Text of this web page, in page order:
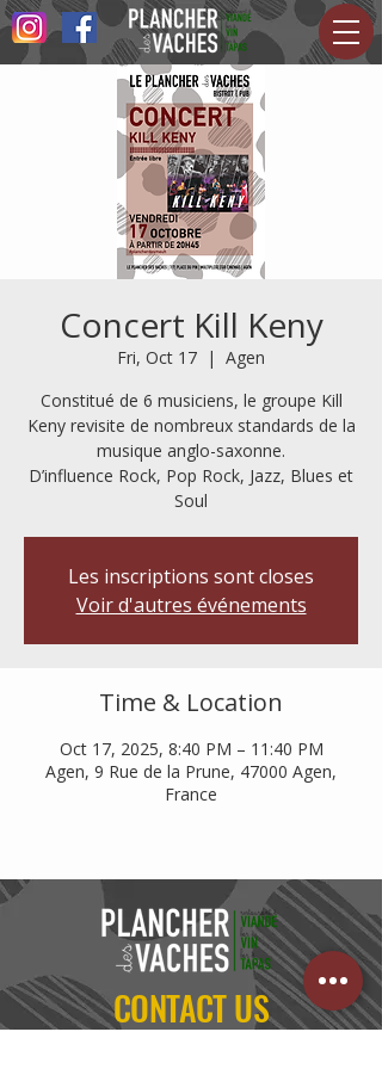
Concert Kill Keny
Fri, Oct 17
  |
Agen
Constitué de 6 musiciens, le groupe Kill
Keny revisite de nombreux standards de la
musique anglo-saxonne.
D’influence Rock, Pop Rock, Jazz, Blues et
Soul
Les inscriptions sont closes
Voir d'autres événements
Time & Location
Oct 17, 2025, 8:40 PM – 11:40 PM
Agen, 9 Rue de la Prune, 47000 Agen,
France
CONTACT US